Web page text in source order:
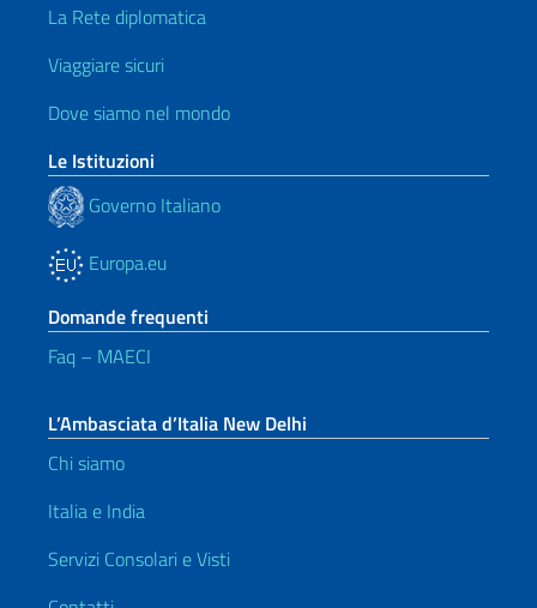
La Rete diplomatica
Viaggiare sicuri
Dove siamo nel mondo
Le Istituzioni
Governo Italiano
Europa.eu
Domande frequenti
Faq – MAECI
L’Ambasciata d’Italia New Delhi
Chi siamo
Italia e India
Servizi Consolari e Visti